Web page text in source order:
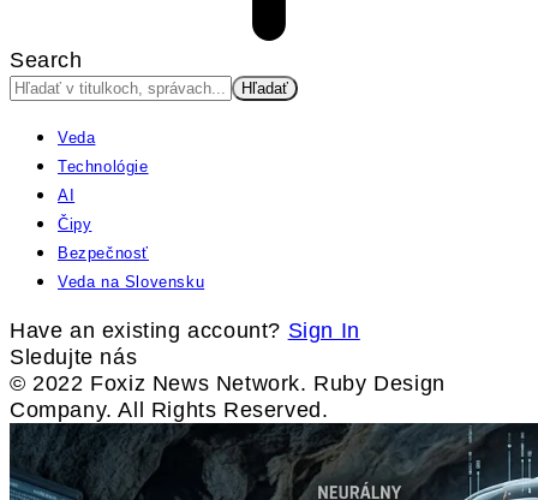
Search
Veda
Technológie
AI
Čipy
Bezpečnosť
Veda na Slovensku
Have an existing account? Sign In
Sledujte nás
© 2022 Foxiz News Network. Ruby Design
Company. All Rights Reserved.